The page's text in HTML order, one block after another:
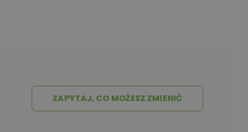
ZAPYTAJ, CO MOŻESZ ZMIENIĆ